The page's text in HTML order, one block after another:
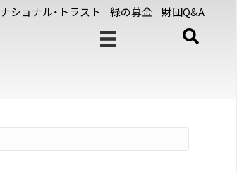
ナショナル・トラスト 緑の募金 財団Q&A